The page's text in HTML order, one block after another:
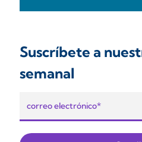
Suscríbete a
semanal